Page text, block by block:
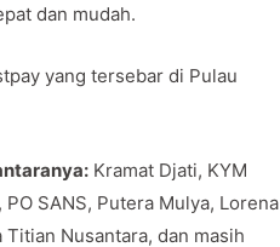
dan mudah.
yang tersebar di Pulau
Kramat Djati, KYM
SANS, Putera Mulya, Lorena
Titian Nusantara, dan masih